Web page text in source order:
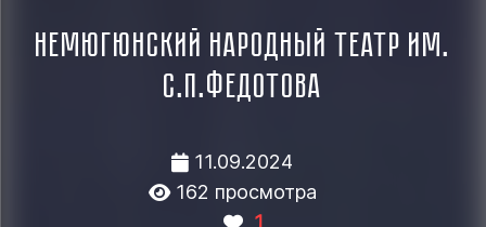
Немюгюнский народный театр им.
С.П.Федотова
11.09.2024
162 просмотра